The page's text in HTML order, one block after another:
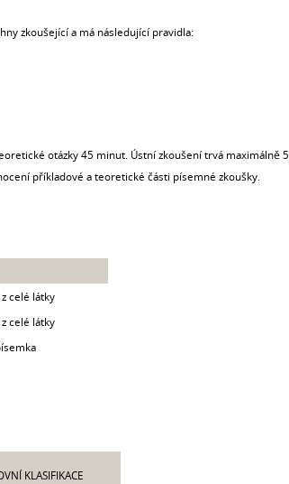
zkoušející a má následující pravidla:
otázky 45 minut. Ústní zkoušení trvá maximálně 5
příkladové a teoretické části písemné zkoušky.
celé látky
celé látky
KLASIFIKACE